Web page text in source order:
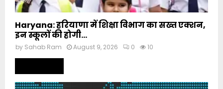
Haryana: हरियाणा में शिक्षा विभाग का सख्त एक्शन,
इन स्कूलों की होगी...
by Sahab Ram August 9, 2026 0 10